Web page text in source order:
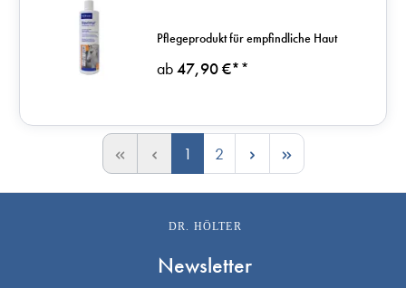
ab47,90 €**
Pflegeprodukt für empfindliche Haut
1 2
DR. HÖLTER
Newsletter